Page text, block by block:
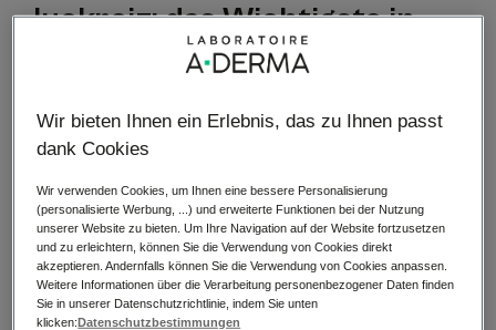
Juckreiz: das Wichtigste in
Symptome: Juckreiz verursacht ein unangenehmes und
manchmal sogar schmerzhaftes Gefühl, oder anders
formuliert: Juckreiz ist ein manchmal unwiderstehlicher
Drang, sich zu kratzen, um sich Linderung zu verschaffen
Ursachen: Jede Form der Reizung der Haut gehört zur
Kategorie „Pruritus“ (Juckreiz). Juckreiz kann durch
Rötungen, Pickel, Flecken, ein wenig trockene Haut ... oder
auch durch gar nichts Spezielles verursacht werden! Bitte
Wir bieten Ihnen ein Erlebnis, das zu Ihnen passt
dank Cookies
Wir verwenden Cookies, um Ihnen eine bessere Personalisierung
(personalisierte Werbung, ...) und erweiterte Funktionen bei der Nutzung
unserer Website zu bieten. Um Ihre Navigation auf der Website fortzusetzen
und zu erleichtern, können Sie die Verwendung von Cookies direkt
akzeptieren. Andernfalls können Sie die Verwendung von Cookies anpassen.
Weitere Informationen über die Verarbeitung personenbezogener Daten finden
Sie in unserer Datenschutzrichtlinie, indem Sie unten
klicken:Datenschutzbestimmungen